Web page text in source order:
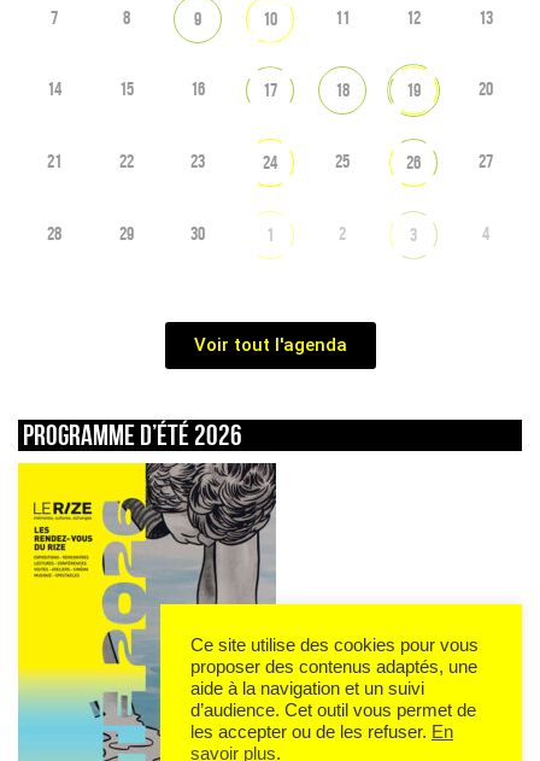
7 8 9 10 11 12 13
14 15 16 17 18 19 20
21 22 23 24 25 26 27
28 29 30 1 2 3 4
Voir tout l'agenda
Programme d’été 2026
Ce site utilise des cookies pour vous
proposer des contenus adaptés, une
aide à la navigation et un suivi
d’audience. Cet outil vous permet de
les accepter ou de les refuser. En
savoir plus.